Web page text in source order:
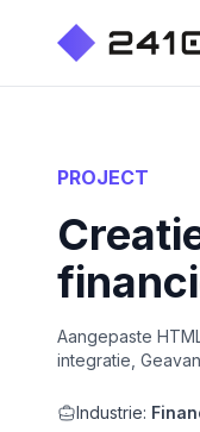
PROJECT
Aangepaste
integratie,
Industrie: